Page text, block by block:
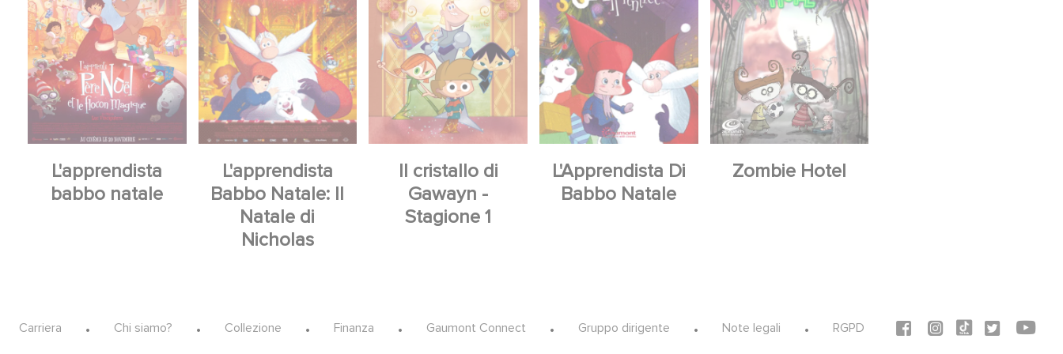
L'apprendista
babbo natale
L'apprendista
Babbo Natale: Il
Natale di
Nicholas
Il cristallo di
Gawayn -
Stagione 1
L'Apprendista Di
Babbo Natale
Zombie Hotel
Footer
Carriera Chi siamo? Collezione Finanza Gaumont Connect Gruppo dirigente Note legali RGPD Social icons